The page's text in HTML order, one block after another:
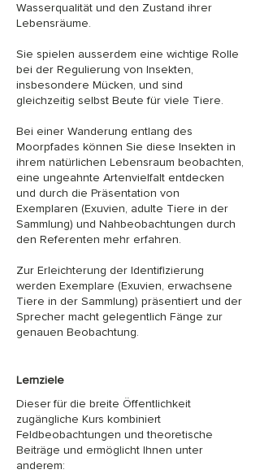
Wasserqualität und den Zustand ihrer
Lebensräume.
Sie spielen ausserdem eine wichtige Rolle
bei der Regulierung von Insekten,
insbesondere Mücken, und sind
gleichzeitig selbst Beute für viele Tiere.
Bei einer Wanderung entlang des
Moorpfades können Sie diese Insekten in
ihrem natürlichen Lebensraum beobachten,
eine ungeahnte Artenvielfalt entdecken
und durch die Präsentation von
Exemplaren (Exuvien, adulte Tiere in der
Sammlung) und Nahbeobachtungen durch
den Referenten mehr erfahren.
Zur Erleichterung der Identifizierung
werden Exemplare (Exuvien, erwachsene
Tiere in der Sammlung) präsentiert und der
Sprecher macht gelegentlich Fänge zur
genauen Beobachtung.
Lernziele
Dieser für die breite Öffentlichkeit
zugängliche Kurs kombiniert
Feldbeobachtungen und theoretische
Beiträge und ermöglicht Ihnen unter
anderem: